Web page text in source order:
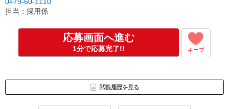
担当：採用係
応募画面へ進む
1分で応募完了!! キープ
閲覧履歴を見る